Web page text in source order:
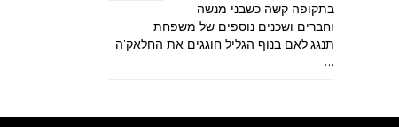
בתקופה קשה כשבני מנשה
וחברים ושכנים נוספים של משפחת
תנגג'לאם בנוף הגליל חוגגים את החלאק'ה
…